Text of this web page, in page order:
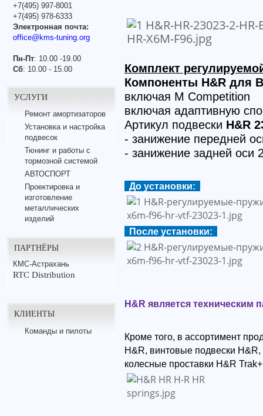
+7(495) 997-8001
+7(495) 978-6333
Электронная почта:
office@kms-tuning.org
Пн-Пт: 10.00 -19.00
Сб: 10.00 - 15.00
УСЛУГИ
Ремонт амортизаторов
Установка и настройка
подвесок
Тюнинг и работы с
тормозной системой
АВТОСПОРТ
Проектировка и
изготовление
металлических
изделий
ПАРТНЁРЫ
КМС-Астрахань
RTC Distribution
КЛИЕНТЫ
Команды и пилоты
Комплект
Компоненты H&R для
включая M Competition
включая адаптивную
Артикул подвески H&R
- занижение передней
- занижение задней оси
До установки:
После установки:
H&R является техническим
Кроме того, в ассортимент
H&R, винтовые подвески
колесные проставки H&R